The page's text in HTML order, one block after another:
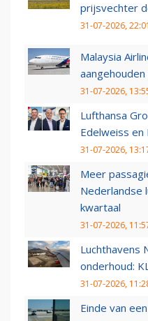
prijsvechter
31-07-2026, 22:01
Malaysia
31-07-2026,
Lufthansa
Edelweiss en
31-07-2026,
Meer
Nederlandse
kwartaal
31-07-2026,
Luchthavens
onderhoud:
31-07-2026,
Einde van